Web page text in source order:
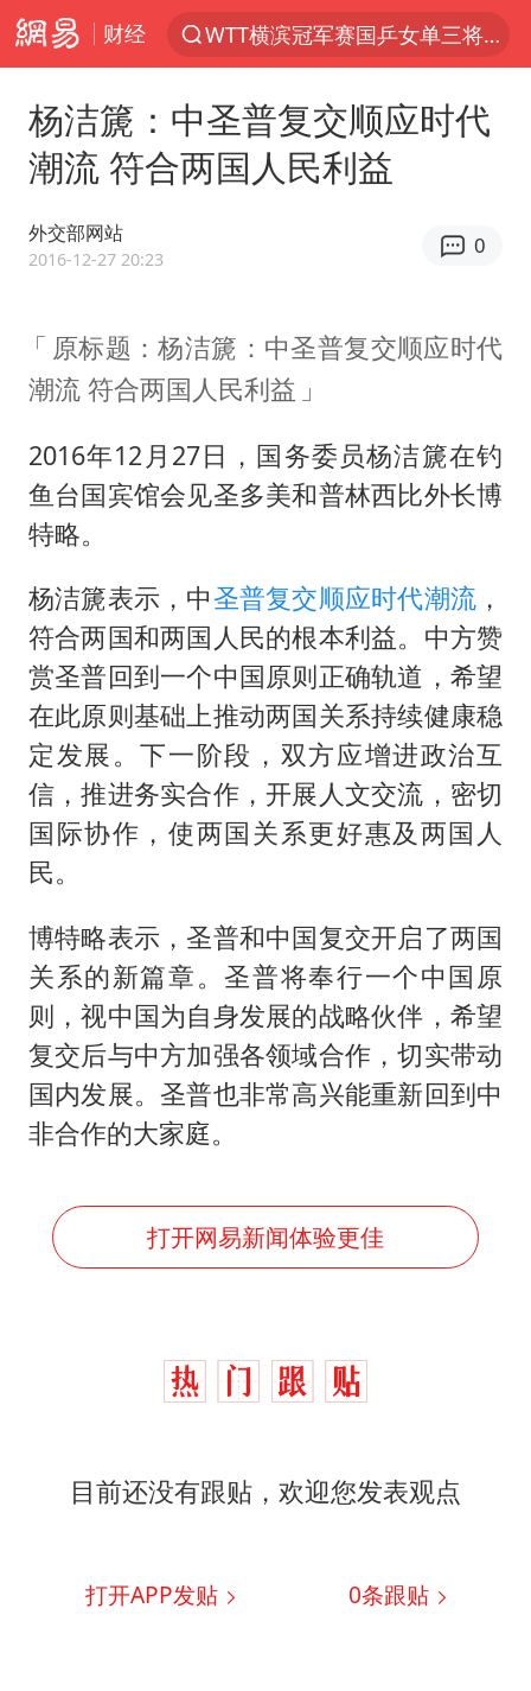
财经
WTT横滨冠军赛国乒女单三将晋级四强
马克·艾伦退出斯诺克中国公开赛
茅台部分直营店飞天茅台提价
泰国初中生饮弹自尽前开了26枪
几元成本的AI广告导致千万市值蒸发
老挝国会主席赛宋蓬逝世
酒店回应车内过夜被收150元
黄金牛市回来了吗
酒店花洒现排泄物住客索赔遭拒
杭州全市有序停课
36岁男演员成景区NPC后人气爆棚
乐享全民健身 共筑健康中国
杨洁篪：中圣普复交顺应时代
潮流 符合两国人民利益
外交部网站
2016-12-27 20:23
0
原标题：杨洁篪：中圣普复交顺应时代
潮流 符合两国人民利益
2016年12月27日，国务委员杨洁篪在钓
鱼台国宾馆会见圣多美和普林西比外长博
特略。
杨洁篪表示，中圣普复交顺应时代潮流 ，
符合两国和两国人民的根本利益。中方赞
赏圣普回到一个中国原则正确轨道，希望
在此原则基础上推动两国关系持续健康稳
定发展。下一阶段，双方应增进政治互
信，推进务实合作，开展人文交流，密切
国际协作，使两国关系更好惠及两国人
民。
博特略表示，圣普和中国复交开启了两国
关系的新篇章。圣普将奉行一个中国原
则，视中国为自身发展的战略伙伴，希望
复交后与中方加强各领域合作，切实带动
国内发展。圣普也非常高兴能重新回到中
非合作的大家庭。
打开网易新闻体验更佳
目前还没有跟贴，欢迎您发表观点
打开APP发贴 0条跟贴